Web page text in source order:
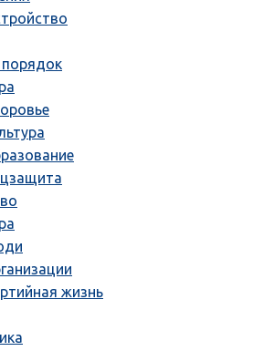
жизнь